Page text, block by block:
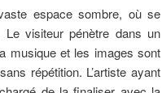
espace sombre, où se
visiteur pénètre dans un
musique et les images sont
répétition. L’artiste ayant